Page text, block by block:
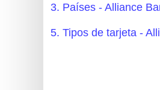
Generator
BIN
3. Países - Alliance
5. Tipos de tarjeta -